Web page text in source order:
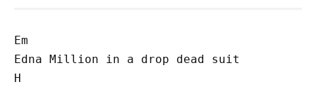
Em
Еdna Million in a drop dead suit
H